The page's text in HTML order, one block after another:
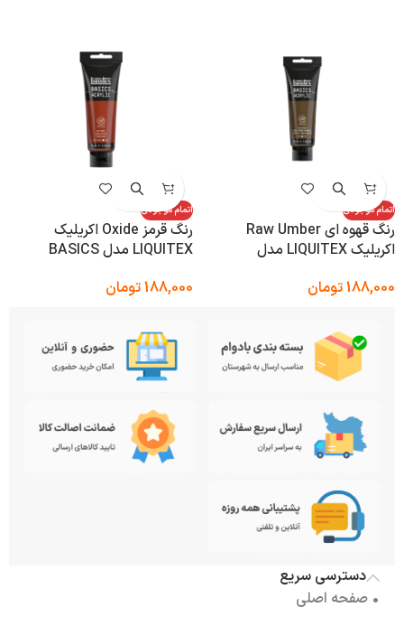
اتمام موجودی
رنگ قهوه ای Raw Umber
اکریلیک LIQUITEX مدل
188,000تومان
اتمام موجودی
رنگ قرمز Oxide اکریلیک
LIQUITEX مدل BASICS
188,000تومان
دسترسی سریع
• صفحه اصلی